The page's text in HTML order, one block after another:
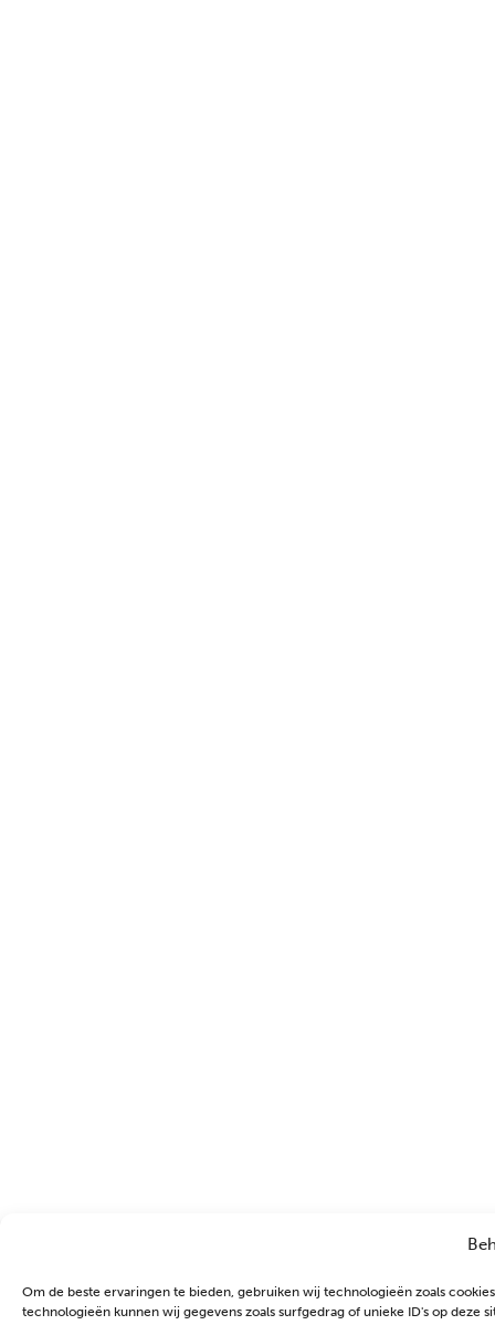
Om de beste ervaringen te bieden, gebruiken wij technologieën zoals
technologieën kunnen wij gegevens zoals surfgedrag of unieke ID's op